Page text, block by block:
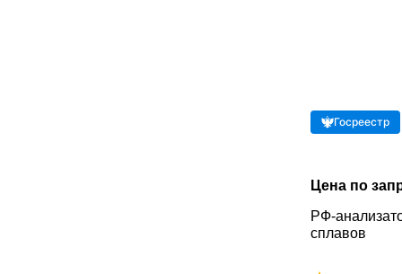
Госреестр
Цена по
РФ-
сплавов